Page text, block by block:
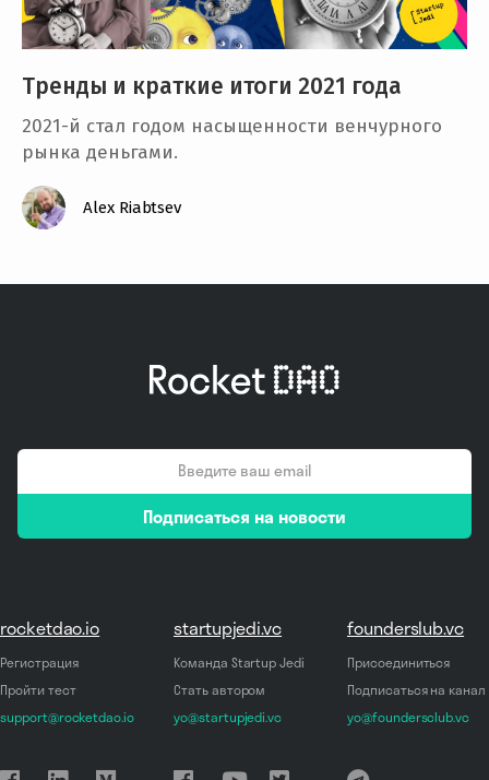
Тренды и краткие итоги 2021 года
2021-й стал годом насыщенности венчурного
рынка деньгами.
Alex Riabtsev
*
Подписаться на новости
rocketdao.io
Регистрация
Пройти тест
support@rocketdao.io
startupjedi.vc
Команда Startup Jedi
Стать автором
yo@startupjedi.vc
founderslub.vc
Присоединиться
Подписаться на канал
yo@foundersclub.vc